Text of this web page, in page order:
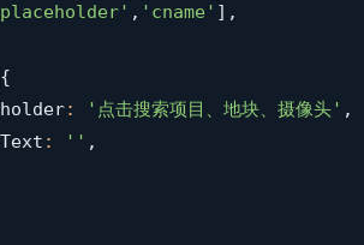
, 'cname' ] ,
{
: '点击搜索项目、地块、摄像头' ,
: '' ,